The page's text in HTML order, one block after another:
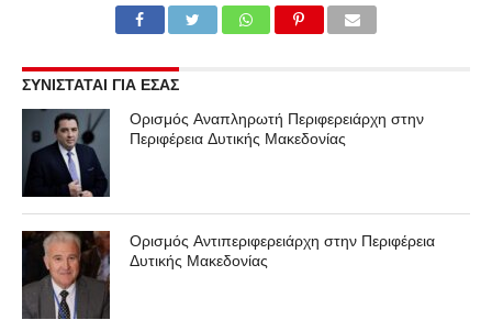
ΣΥΝΙΣΤΑΤΑΙ ΓΙΑ ΕΣΑΣ
Ορισμός Αναπληρωτή Περιφερειάρχη στην
Περιφέρεια Δυτικής Μακεδονίας
Ορισμός Αντιπεριφερειάρχη στην Περιφέρεια
Δυτικής Μακεδονίας